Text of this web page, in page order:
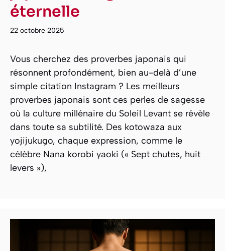
éternelle
22 octobre 2025
Vous cherchez des proverbes japonais qui
résonnent profondément, bien au-delà d’une
simple citation Instagram ? Les meilleurs
proverbes japonais sont ces perles de sagesse
où la culture millénaire du Soleil Levant se révèle
dans toute sa subtilité. Des kotowaza aux
yojijukugo, chaque expression, comme le
célèbre Nana korobi yaoki (« Sept chutes, huit
levers »),